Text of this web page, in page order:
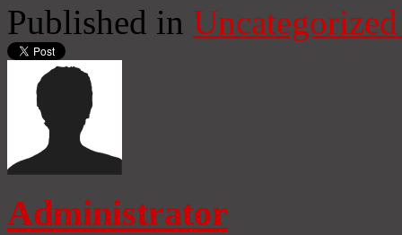
Published in
Administrator